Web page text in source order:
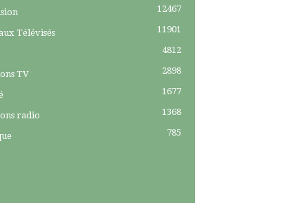
12467
Télévisés 11901
4812
TV 2898
1677
radio 1368
785